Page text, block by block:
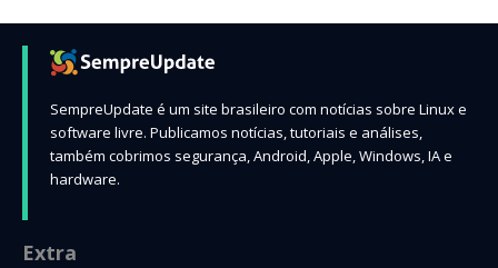
SempreUpdate é um site brasileiro com notícias sobre Linux e
software livre. Publicamos notícias, tutoriais e análises,
também cobrimos segurança, Android, Apple, Windows, IA e
hardware.
Extra